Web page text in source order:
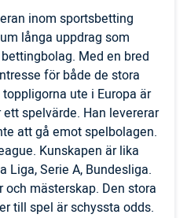
inom sportsbetting
långa uppdrag som
Med en bred
för både de stora
ute i Europa är
spelvärde. Han levererar
att gå emot spelbolagen.
Kunskapen är lika
Liga, Serie A, Bundesliga.
mästerskap. Den stora
till spel är schyssta odds.